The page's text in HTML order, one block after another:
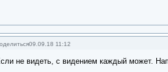
09.09.18 11:12
не видеть, с видением каждый может.